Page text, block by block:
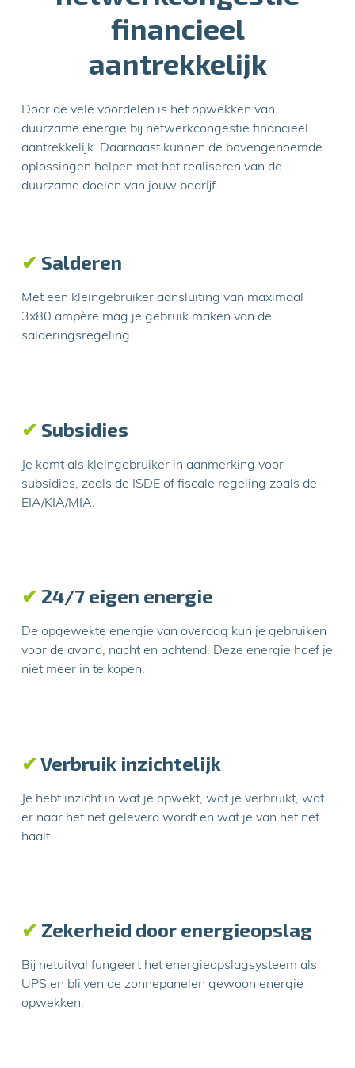
financieel
aantrekkelijk
Door de vele voordelen is het opwekken van
duurzame energie bij netwerkcongestie financieel
aantrekkelijk. Daarnaast kunnen de bovengenoemde
oplossingen helpen met het realiseren van de
duurzame doelen van jouw bedrijf.
✔ Salderen
Met een kleingebruiker aansluiting van maximaal
3x80 ampère mag je gebruik maken van de
salderingsregeling.
✔ Subsidies
Je komt als kleingebruiker in aanmerking voor
subsidies, zoals de ISDE of fiscale regeling zoals de
EIA/KIA/MIA.
✔ 24/7 eigen energie
De opgewekte energie van overdag kun je gebruiken
voor de avond, nacht en ochtend. Deze energie hoef je
niet meer in te kopen.
✔Verbruik inzichtelijk
Je hebt inzicht in wat je opwekt, wat je verbruikt, wat
er naar het net geleverd wordt en wat je van het net
haalt.
✔ Zekerheid door energieopslag
Bij netuitval fungeert het energieopslagsysteem als
UPS en blijven de zonnepanelen gewoon energie
opwekken.